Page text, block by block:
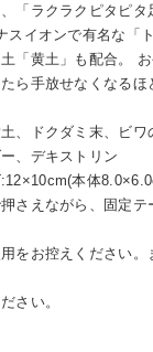
「ラクラクピタピ
イオンで有名な「
「黄土」も配合。
ら手放せなくなるほ
、ドクダミ末、ビワ
、デキストリン
本体
さえながら、固定テ
をお控えください。
さい。